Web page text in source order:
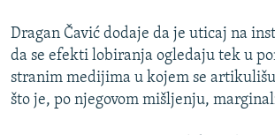
Dragan Čavić dodaje da je uticaj na
da se efekti lobiranja ogledaju tek u
stranim medijima u kojem se artikulišu
što je, po njegovom mišljenju,